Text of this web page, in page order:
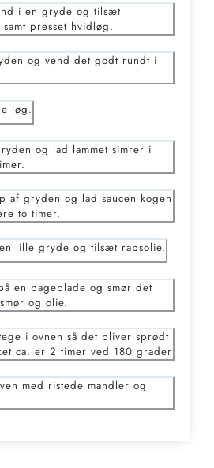
i en gryde og tilsæt
presset hvidløg.
og vend det godt rundt i
løg.
og lad lammet simrer i
af gryden og lad saucen kogen
to timer.
lille gryde og tilsæt rapsolie.
en bageplade og smør det
og olie.
i ovnen så det bliver sprødt
ca. er 2 timer ved 180 grader
med ristede mandler og